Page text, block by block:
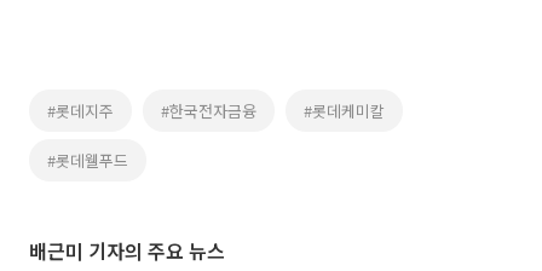
#롯데지주 #한국전자금융 #롯데케미칼
#롯데웰푸드
배근미 기자의 주요 뉴스